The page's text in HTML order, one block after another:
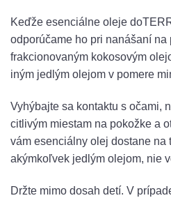
Keďže esenciálne oleje
odporúčame ho pri nanášaní
frakcionovaným kokosovým
iným jedlým olejom v pomere
Vyhýbajte sa kontaktu s očami,
citlivým miestam na pokožke a
vám esenciálny olej dostane na
akýmkoľvek jedlým olejom, nie
Držte mimo dosah detí. V